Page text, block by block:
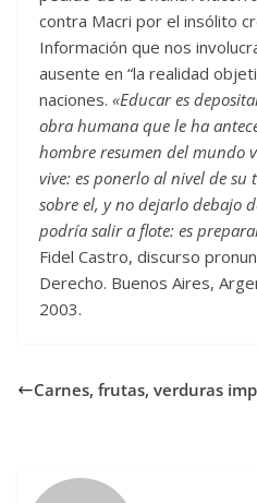
contra Macri por el insólito
Información que nos
ausente en “la realidad
naciones. «Educar es
obra humana que le ha
hombre resumen del mundo
vive: es ponerlo al nivel de
sobre el, y no dejarlo debajo
podría salir a flote: es
Fidel Castro, discurso
Derecho. Buenos Aires,
2003.
Carnes, frutas, verduras